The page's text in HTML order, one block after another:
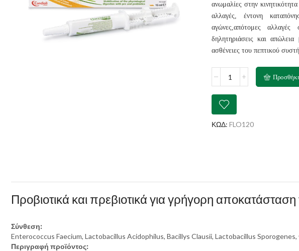
ανωμαλίες στην
αλλαγές, έντονη
αγώνες,απότομες αλλαγές
δηλητηριάσεις και
ασθένειες του πεπτικού
Florentero
15ml
ποσότητα
ΚΩΔ: FLO120
Προβιοτικά και πρεβιοτικά για γρήγορη
Σύνθεση:
Enterococcus Faecium, Lactobacillus Acidophilus, Bacillys Clausii, Lactobacillus Sporogenes,
Περιγραφή προϊόντος: